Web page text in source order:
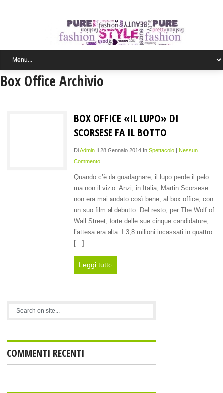
Box Office Archivio
BOX OFFICE «IL LUPO» DI
SCORSESE FA IL BOTTO
DiAdminIl 28 Gennaio 2014 In Spettacolo| Nessun
Commento
Quando c’è da guadagnare, il lupo perde il pelo
ma non il vizio. Anzi, in Italia, Martin Scorsese
non era mai andato così bene, al box office, con
un suo film al debutto. Del resto, per The Wolf of
Wall Street, forte delle sue cinque candidature,
l’attesa era alta. I 3,8 milioni incassati in quattro
[…]
Leggi tutto
COMMENTI RECENTI